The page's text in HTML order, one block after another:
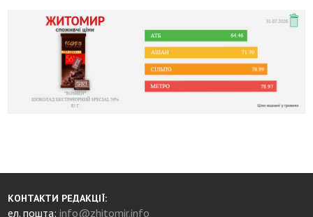
КОНТАКТИ РЕДАКЦІЇ:
ел. пошта:info@zhitomir.info